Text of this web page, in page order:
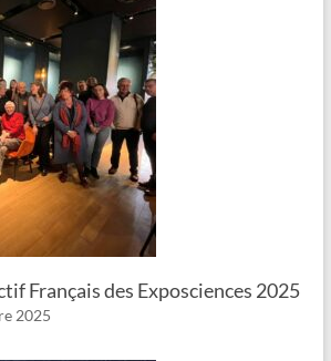
Français des Exposciences 2025
2025